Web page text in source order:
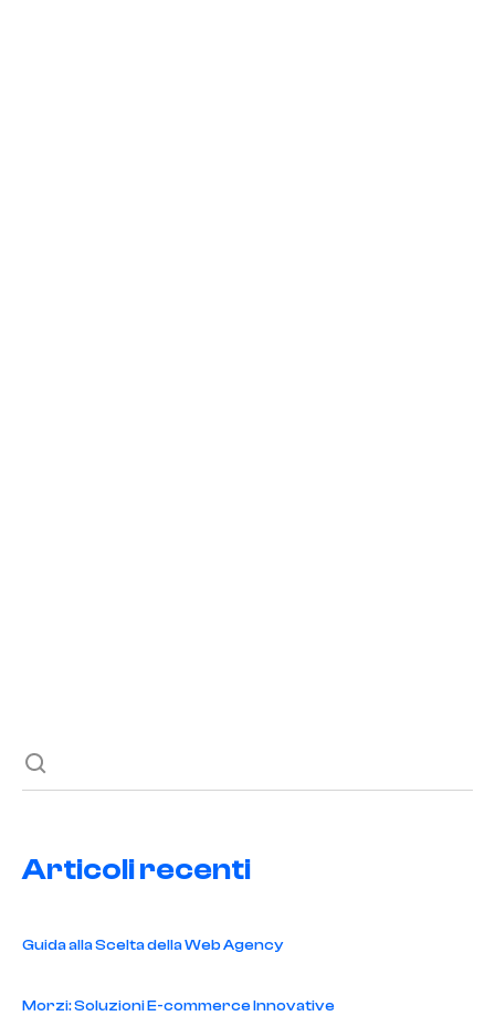
Articoli recenti
Guida alla Scelta della Web Agency
Morzi: Soluzioni E-commerce Innovative